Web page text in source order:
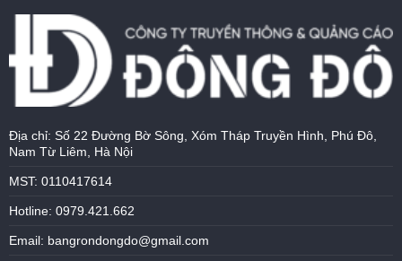
Địa chỉ: Số 22 Đường Bờ Sông, Xóm Tháp Truyền Hình, Phú Đô,
Nam Từ Liêm, Hà Nội
MST: 0110417614
Hotline: 0979.421.662
Email: bangrondongdo@gmail.com